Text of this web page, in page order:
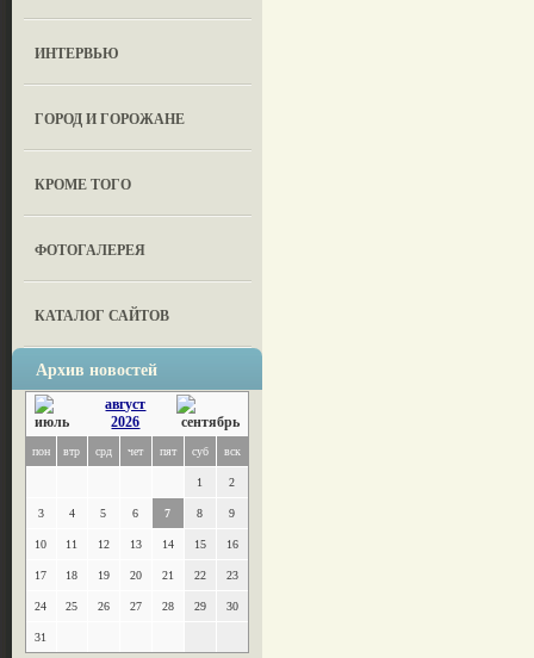
ИНТЕРВЬЮ
ГОРОД И ГОРОЖАНЕ
КРОМЕ ТОГО
ФОТОГАЛЕРЕЯ
КАТАЛОГ САЙТОВ
Архив новостей
август
2026
пон втр срд чет пят суб вск
1 2
3 4 5 6 7 8 9
10 11 12 13 14 15 16
17 18 19 20 21 22 23
24 25 26 27 28 29 30
31